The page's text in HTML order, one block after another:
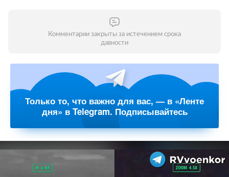
Комментарии закрыты за истечением срока
давности
Только то, что важно для вас, — в «Ленте
дня» в Telegram. Подписывайтесь